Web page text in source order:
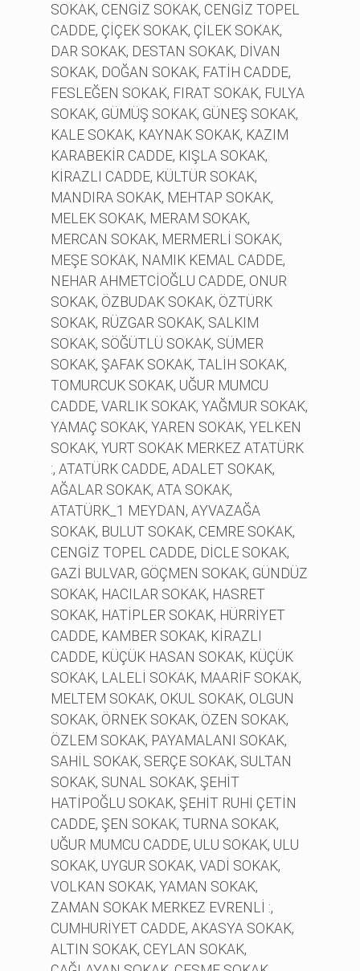
SOKAK, CENGİZ SOKAK, CENGİZ TOPEL
CADDE, ÇİÇEK SOKAK, ÇİLEK SOKAK,
DAR SOKAK, DESTAN SOKAK, DİVAN
SOKAK, DOĞAN SOKAK, FATİH CADDE,
FESLEĞEN SOKAK, FIRAT SOKAK, FULYA
SOKAK, GÜMÜŞ SOKAK, GÜNEŞ SOKAK,
KALE SOKAK, KAYNAK SOKAK, KAZIM
KARABEKİR CADDE, KIŞLA SOKAK,
KİRAZLI CADDE, KÜLTÜR SOKAK,
MANDIRA SOKAK, MEHTAP SOKAK,
MELEK SOKAK, MERAM SOKAK,
MERCAN SOKAK, MERMERLİ SOKAK,
MEŞE SOKAK, NAMIK KEMAL CADDE,
NEHAR AHMETCİOĞLU CADDE, ONUR
SOKAK, ÖZBUDAK SOKAK, ÖZTÜRK
SOKAK, RÜZGAR SOKAK, SALKIM
SOKAK, SÖĞÜTLÜ SOKAK, SÜMER
SOKAK, ŞAFAK SOKAK, TALİH SOKAK,
TOMURCUK SOKAK, UĞUR MUMCU
CADDE, VARLIK SOKAK, YAĞMUR SOKAK,
YAMAÇ SOKAK, YAREN SOKAK, YELKEN
SOKAK, YURT SOKAK MERKEZ ATATÜRK
:, ATATÜRK CADDE, ADALET SOKAK,
AĞALAR SOKAK, ATA SOKAK,
ATATÜRK_1 MEYDAN, AYVAZAĞA
SOKAK, BULUT SOKAK, CEMRE SOKAK,
CENGİZ TOPEL CADDE, DİCLE SOKAK,
GAZİ BULVAR, GÖÇMEN SOKAK, GÜNDÜZ
SOKAK, HACILAR SOKAK, HASRET
SOKAK, HATİPLER SOKAK, HÜRRİYET
CADDE, KAMBER SOKAK, KİRAZLI
CADDE, KÜÇÜK HASAN SOKAK, KÜÇÜK
SOKAK, LALELİ SOKAK, MAARİF SOKAK,
MELTEM SOKAK, OKUL SOKAK, OLGUN
SOKAK, ÖRNEK SOKAK, ÖZEN SOKAK,
ÖZLEM SOKAK, PAYAMALANI SOKAK,
SAHİL SOKAK, SERÇE SOKAK, SULTAN
SOKAK, SUNAL SOKAK, ŞEHİT
HATİPOĞLU SOKAK, ŞEHİT RUHİ ÇETİN
CADDE, ŞEN SOKAK, TURNA SOKAK,
UĞUR MUMCU CADDE, ULU SOKAK, ULU
SOKAK, UYGUR SOKAK, VADİ SOKAK,
VOLKAN SOKAK, YAMAN SOKAK,
ZAMAN SOKAK MERKEZ EVRENLİ :,
CUMHURİYET CADDE, AKASYA SOKAK,
ALTIN SOKAK, CEYLAN SOKAK,